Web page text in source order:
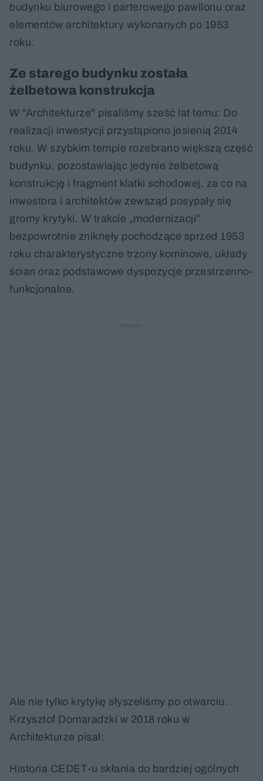
budynku biurowego i parterowego pawilonu oraz
elementów architektury wykonanych po 1953
roku.
Ze starego budynku została
żelbetowa konstrukcja
W "Architekturze" pisaliśmy sześć lat temu: Do
realizacji inwestycji przystąpiono jesienią 2014
roku. W szybkim tempie rozebrano większą część
budynku, pozostawiając jedynie żelbetową
konstrukcję i fragment klatki schodowej, za co na
inwestora i architektów zewsząd posypały się
gromy krytyki. W trakcie „modernizacji”
bezpowrotnie zniknęły pochodzące sprzed 1953
roku charakterystyczne trzony kominowe, układy
ścian oraz podstawowe dyspozycje przestrzenno-
funkcjonalne.
Ale nie tylko krytykę słyszeliśmy po otwarciu.
Krzysztof Domaradzki w 2018 roku w
Architekturze pisał:
Historia CEDET-u skłania do bardziej ogólnych